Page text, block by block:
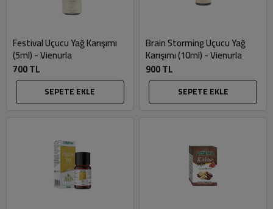
Festival Uçucu Yağ Karışımı
(5ml) - Vienurla
700 TL
SEPETE EKLE
Brain Storming Uçucu Yağ
Karışımı (10ml) - Vienurla
900 TL
SEPETE EKLE